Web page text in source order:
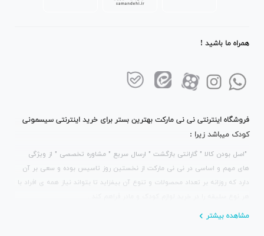
همراه ما باشید !
فروشگاه اینترنتی نی نی مارکت بهترین بستر برای خرید اینترنتی سیسمونی
کودک میباشد زیرا :
"اصل بودن کالا " گارانتی بازگشت " ارسال سریع " مشاوره تخصصی " از ویژگی
های مهم و اساسی در نی نی مارکت از نخستین روز تاسیس بوده و سعی بر آن
دارد که روزانه بر تعداد محصولات و تنوع آن بیفزاید تا بتواند نیاز همه ی افراد با
مشاهده بیشتر